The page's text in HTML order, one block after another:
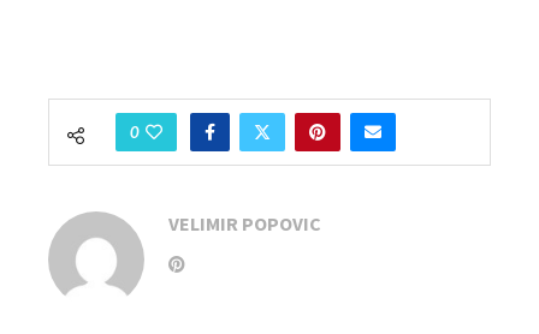
0
VELIMIR POPOVIC